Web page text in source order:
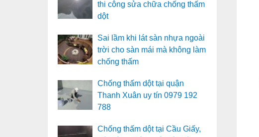
thi công sửa chữa chống thấm
dột
Sai lầm khi lát sàn nhựa ngoài
trời cho sàn mái mà không làm
chống thấm
Chống thấm dột tại quận
Thanh Xuân uy tín 0979 192
788
Chống thấm dột tại Cầu Giấy,